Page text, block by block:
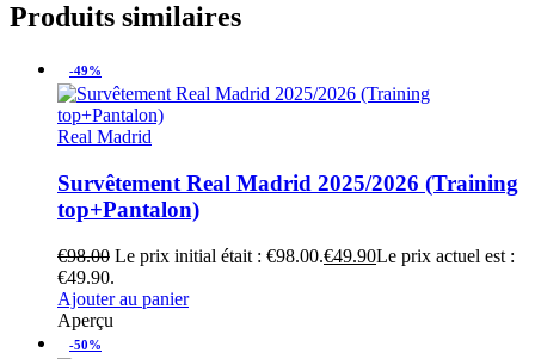
Produits similaires
-49%
Real Madrid
Survêtement Real Madrid 2025/2026 (Training
top+Pantalon)
€98.00 Le prix initial était : €98.00.€49.90Le prix actuel est :
€49.90.
Ajouter au panier
Aperçu
-50%